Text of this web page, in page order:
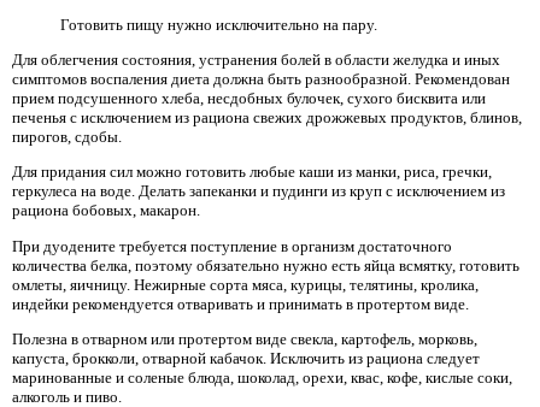
Готовить пищу нужно исключительно на пару.
Для облегчения состояния, устранения болей в области желудка и иных
симптомов воспаления диета должна быть разнообразной. Рекомендован
прием подсушенного хлеба, несдобных булочек, сухого бисквита или
печенья с исключением из рациона свежих дрожжевых продуктов, блинов,
пирогов, сдобы.
Для придания сил можно готовить любые каши из манки, риса, гречки,
геркулеса на воде. Делать запеканки и пудинги из круп с исключением из
рациона бобовых, макарон.
При дуодените требуется поступление в организм достаточного
количества белка, поэтому обязательно нужно есть яйца всмятку, готовить
омлеты, яичницу. Нежирные сорта мяса, курицы, телятины, кролика,
индейки рекомендуется отваривать и принимать в протертом виде.
Полезна в отварном или протертом виде свекла, картофель, морковь,
капуста, брокколи, отварной кабачок. Исключить из рациона следует
маринованные и соленые блюда, шоколад, орехи, квас, кофе, кислые соки,
алкоголь и пиво.